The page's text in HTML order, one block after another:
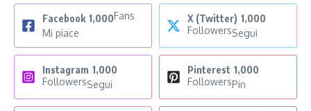
Facebook 1,000Fans
Mi piace
X (Twitter) 1,000
FollowersSegui
Instagram 1,000
FollowersSegui
Pinterest 1,000
FollowersPin